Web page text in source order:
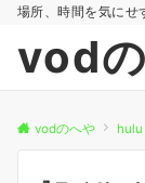
場所、時間を気にせ
vod
vodのへや hulu